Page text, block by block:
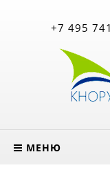
+7 495
МЕНЮ